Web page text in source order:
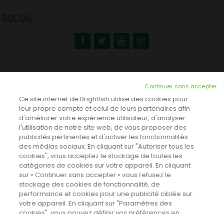
NEWSLETTER
TOUTES LES NEWS
CINEVOX SUR FACEBOOK
Ce site internet de Brightfish utilise des cookies pour
leur propre compte et celui de leurs partenaires afin
d'améliorer votre expérience utilisateur, d'analyser
l'utilisation de notre site web, de vous proposer des
publicités pertinentes et d'activer les fonctionnalités
des médias sociaux. En cliquant sur "Autoriser tous les
cookies", vous acceptez le stockage de toutes les
catégories de cookies sur votre appareil. En cliquant
sur « Continuer sans accepter » vous refusez le
stockage des cookies de fonctionnalité, de
performance et cookies pour une publicité ciblée sur
votre appareil. En cliquant sur "Paramètres des
Continuer sans accepter